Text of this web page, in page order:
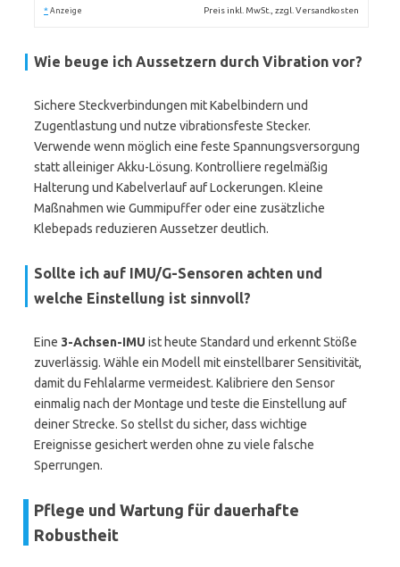
* Anzeige Preis inkl. MwSt., zzgl. Versandkosten
Wie beuge ich Aussetzern durch Vibration vor?
Sichere Steckverbindungen mit Kabelbindern und
Zugentlastung und nutze vibrationsfeste Stecker.
Verwende wenn möglich eine feste Spannungsversorgung
statt alleiniger Akku-Lösung. Kontrolliere regelmäßig
Halterung und Kabelverlauf auf Lockerungen. Kleine
Maßnahmen wie Gummipuffer oder eine zusätzliche
Klebepads reduzieren Aussetzer deutlich.
Sollte ich auf IMU/G-Sensoren achten und
welche Einstellung ist sinnvoll?
Eine 3-Achsen-IMU ist heute Standard und erkennt Stöße
zuverlässig. Wähle ein Modell mit einstellbarer Sensitivität,
damit du Fehlalarme vermeidest. Kalibriere den Sensor
einmalig nach der Montage und teste die Einstellung auf
deiner Strecke. So stellst du sicher, dass wichtige
Ereignisse gesichert werden ohne zu viele falsche
Sperrungen.
Pflege und Wartung für dauerhafte
Robustheit